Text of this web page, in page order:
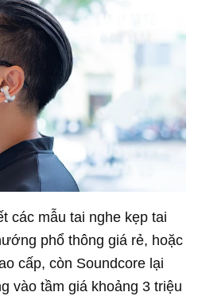
các mẫu tai nghe kẹp tai
phổ thông giá rẻ, hoặc
cấp, còn Soundcore lại
vào tầm giá khoảng 3 triệu